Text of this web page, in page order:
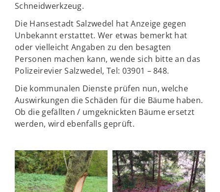
Schneidwerkzeug.
Die Hansestadt Salzwedel hat Anzeige gegen
Unbekannt erstattet. Wer etwas bemerkt hat
oder vielleicht Angaben zu den besagten
Personen machen kann, wende sich bitte an das
Polizeirevier Salzwedel, Tel: 03901 – 848.
Die kommunalen Dienste prüfen nun, welche
Auswirkungen die Schäden für die Bäume haben.
Ob die gefällten / umgeknickten Bäume ersetzt
werden, wird ebenfalls geprüft.